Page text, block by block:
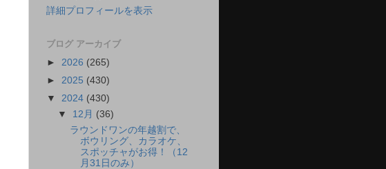
詳細プロフィールを表示
ブログ アーカイブ
► 2026 (265)
► 2025 (430)
▼ 2024 (430)
▼ 12月 (36)
ラウンドワンの年越割で、
ボウリング、カラオケ、
スポッチャがお得！（12
月31日のみ）